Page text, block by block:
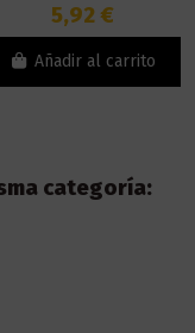
5,92 €
Añadir al carrito
categoría: